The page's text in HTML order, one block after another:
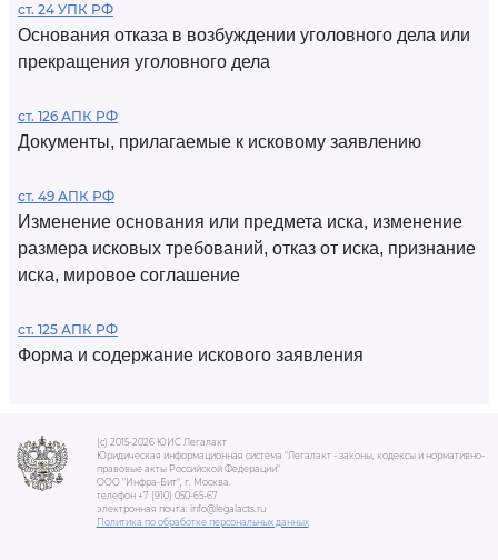
ст. 24 УПК РФ
Основания отказа в возбуждении уголовного дела или
прекращения уголовного дела
ст. 126 АПК РФ
Документы, прилагаемые к исковому заявлению
ст. 49 АПК РФ
Изменение основания или предмета иска, изменение
размера исковых требований, отказ от иска, признание
иска, мировое соглашение
ст. 125 АПК РФ
Форма и содержание искового заявления
(c) 2015-2026 ЮИС Легалакт
Юридическая информационная система "Легалакт - законы, кодексы и нормативно-
правовые акты Российской Федерации"
ООО "Инфра-Бит", г. Москва.
телефон +7 (910) 050-65-67
электронная почта: info@legalacts.ru
Политика по обработке персональных данных